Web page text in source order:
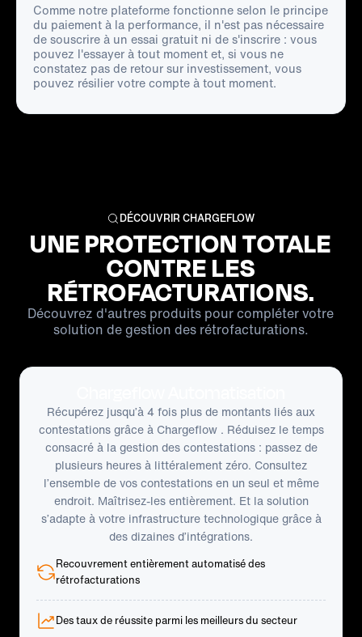
Comme notre plateforme fonctionne selon le principe
du paiement à la performance, il n'est pas nécessaire
de souscrire à un essai gratuit ni de s'inscrire : vous
pouvez l'essayer à tout moment et, si vous ne
constatez pas de retour sur investissement, vous
pouvez résilier votre compte à tout moment.
DÉCOUVRIR CHARGEFLOW
UNE PROTECTION TOTALE
CONTRE LES
RÉTROFACTURATIONS.
Découvrez d'autres produits pour compléter votre
solution de gestion des rétrofacturations.
Récupérez jusqu’à 4 fois plus de montants liés aux
contestations grâce à Chargeflow . Réduisez le temps
consacré à la gestion des contestations : passez de
plusieurs heures à littéralement zéro. Consultez
l’ensemble de vos contestations en un seul et même
endroit. Maîtrisez-les entièrement. Et la solution
s’adapte à votre infrastructure technologique grâce à
des dizaines d’intégrations.
Recouvrement entièrement automatisé des
rétrofacturations
Des taux de réussite parmi les meilleurs du secteur